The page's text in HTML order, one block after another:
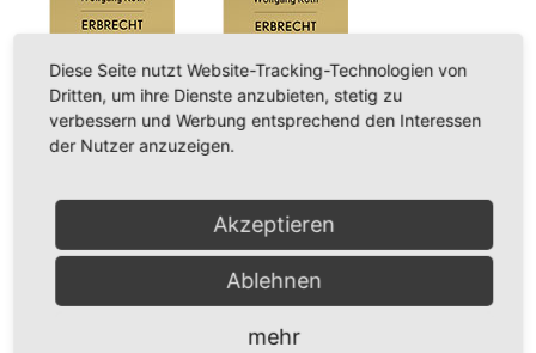
Diese Seite nutzt Website-Tracking-Technologien von
Dritten, um ihre Dienste anzubieten, stetig zu
verbessern und Werbung entsprechend den Interessen
der Nutzer anzuzeigen.
Akzeptieren
Ablehnen
mehr